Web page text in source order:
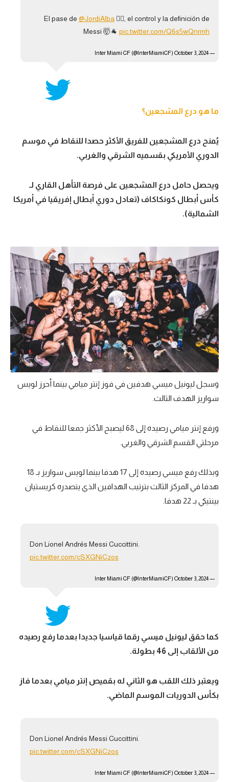
تحليل في الجول
كويز في الجول
El pase de @JordiAlba 😮‍💨, el control y la definición de
Messi 🤯🐐 pic.twitter.com/Q6s5wQnrmh
— Inter Miami CF (@InterMiamiCF)
October 3, 2024
ما هو درع المشجعين؟
يُمنح درع المشجعين للفريق الأكثر حصدا للنقاط في موسم
الدوري الأمريكي بقسميه الشرقي والغربي.
ويحصل حامل درع المشجعين على فرصة التأهل القاري لـ
كأس أبطال كونكاكاف (تعادل دوري أبطال إفريقيا في أمريكا
الشمالية).
وسجل ليونيل ميسي هدفين في فوز إنتر ميامي بينما أحرز لويس
سواريز الهدف الثالث.
ورفع إنتر ميامي رصيده إلى 68 ليصبح الأكثر جمعا للنقاط في
مرحلتي القسم الشرقي والغربي.
وبذلك رفع ميسي رصيده إلى 17 هدفا بينما لويس سواريز بـ 18
هدفا في المركز الثالث بترتيب الهدافين الذي يتصدره كريستيان
بينتيكي بـ 22 هدفا.
Don Lionel Andrés Messi Cuccittini.
pic.twitter.com/cSXGNiCzos
— Inter Miami CF (@InterMiamiCF)
October 3, 2024
كما حقق ليونيل ميسي رقما قياسيا جديدا بعدما رفع رصيده
من الألقاب إلى 46 بطولة.
ويعتبر ذلك اللقب هو الثاني له بقميص إنتر ميامي بعدما فاز
بكأس الدوريات الموسم الماضي.
Don Lionel Andrés Messi Cuccittini.
pic.twitter.com/cSXGNiCzos
— Inter Miami CF (@InterMiamiCF)
October 3, 2024